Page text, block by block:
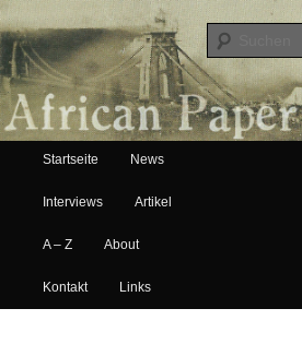
African Paper
Hauptmenü
Zum Inhalt wechseln
Zum sekundären Inhalt wechseln
Startseite News
Interviews Artikel
A – Z About
Kontakt Links